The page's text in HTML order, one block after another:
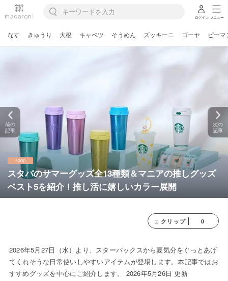
ログイン メニュー
なす きゅうり 大根 キャベツ そうめん ズッキーニ ゴーヤ ピーマ
スタバのサマーグッズ全13種類＆マニアの推しグッズ
ベスト5を紹介！推し活に嬉しいカラー展開
前の
記事
次の
記事
クリップ 0
2026年5月27日（水）より、スターバックスから夏気分をぐっとあげ
てくれそうな日常使いしやすいアイテムが登場します。本記事ではお
すすめグッズを中心にご紹介します。 2026年5月26日 更新